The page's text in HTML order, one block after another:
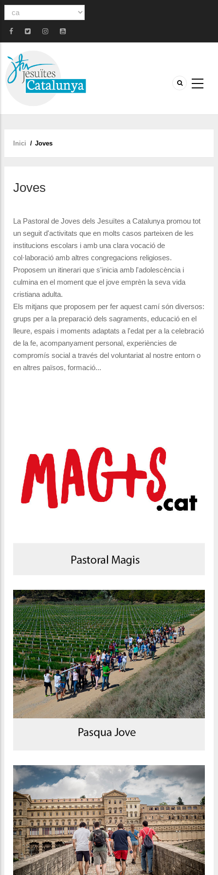
Select
language
Fil
Inici / Joves
Joves
La Pastoral de Joves dels Jesuïtes a Catalunya promou tot
un seguit d'activitats que en molts casos parteixen de les
institucions escolars i amb una clara vocació de
col·laboració amb altres congregacions religioses.
Proposem un itinerari que s'inicia amb l'adolescència i
culmina en el moment que el jove emprèn la seva vida
cristiana adulta.
Els mitjans que proposem per fer aquest camí són diversos:
grups per a la preparació dels sagraments, educació en el
lleure, espais i moments adaptats a l'edat per a la celebració
de la fe, acompanyament personal, experiències de
compromís social a través del voluntariat al nostre entorn o
en altres països, formació...